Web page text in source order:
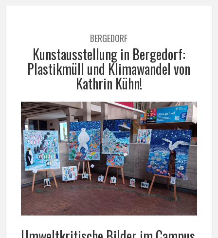
BERGEDORF
Kunstausstellung in Bergedorf:
Plastikmüll und Klimawandel von
Kathrin Kühn!